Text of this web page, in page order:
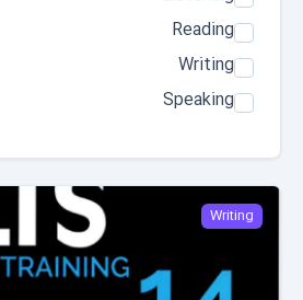
Reading
Writing
Speaking
Writing